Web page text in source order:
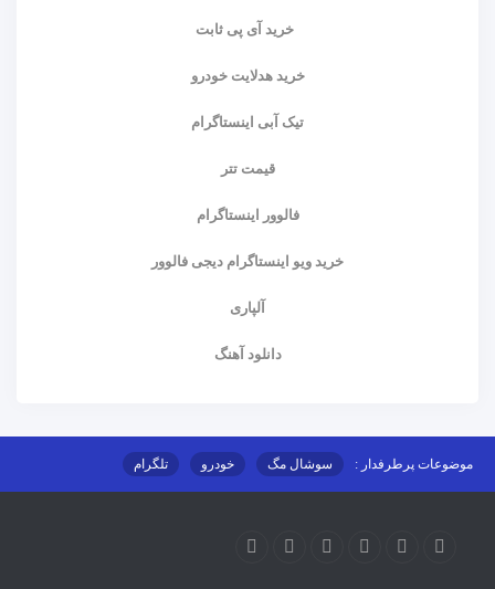
خرید آی پی ثابت
خرید هدلایت خودرو
تیک آبی اینستاگرام
قیمت تتر
فالوور اینستاگرام
خرید ویو اینستاگرام دیجی فالوور
آلپاری
دانلود آهنگ
موضوعات پرطرفدار : سوشال مگ خودرو تلگرام